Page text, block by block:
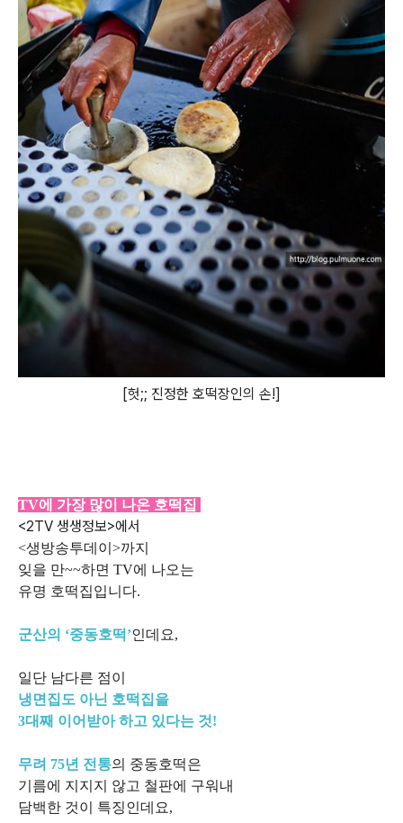
[헛;; 진정한 호떡장인의 손!]
TV에 가장 많이 나온 호떡집
<2TV 생생정보>에서
<생방송투데이>까지
잊을 만~~하면 TV에 나오는
유명 호떡집입니다.
군산의 ‘중동호떡’인데요,
일단 남다른 점이
냉면집도 아닌 호떡집을
3대째 이어받아 하고 있다는 것!
무려 75년 전통의 중동호떡은
기름에 지지지 않고 철판에 구워내
담백한 것이 특징인데요,